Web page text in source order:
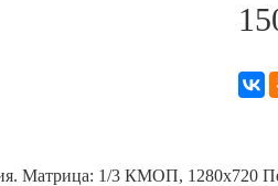
Матрица: 1/3 КМОП, 1280x720